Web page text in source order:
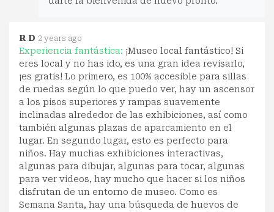
R D 2 years ago
Experiencia fantástica: ¡Museo local fantástico! Si
eres local y no has ido, es una gran idea revisarlo,
¡es gratis! Lo primero, es 100% accesible para sillas
de ruedas según lo que puedo ver, hay un ascensor
a los pisos superiores y rampas suavemente
inclinadas alrededor de las exhibiciones, así como
también algunas plazas de aparcamiento en el
lugar. En segundo lugar, esto es perfecto para
niños. Hay muchas exhibiciones interactivas,
algunas para dibujar, algunas para tocar, algunas
para ver videos, hay mucho que hacer si los niños
disfrutan de un entorno de museo. Como es
Semana Santa, hay una búsqueda de huevos de